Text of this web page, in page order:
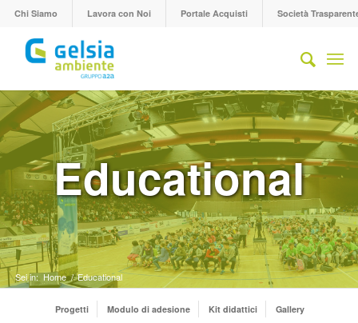
Chi Siamo Lavora con Noi Portale Acquisti Società
Educational
Sei in: Home / Educational
Progetti Modulo di adesione Kit didattici Gallery